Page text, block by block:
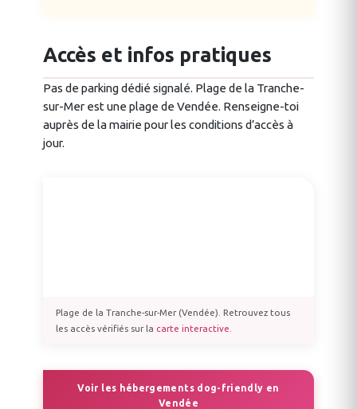
Accès et infos pratiques
Pas de parking dédié signalé. Plage de la Tranche-
sur-Mer est une plage de Vendée. Renseigne-toi
auprès de la mairie pour les conditions d’accès à
jour.
Plage de la Tranche-sur-Mer (Vendée). Retrouvez tous
les accès vérifiés sur la carte interactive
Voir les hébergements dog-friendly en
Vendée